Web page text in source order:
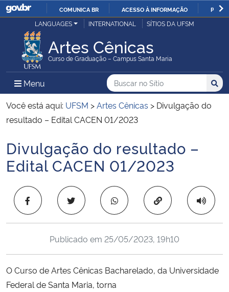
IR
O
COMUNICA BR ACESSO À INFORMAÇÃO
Ministério da Justiça e Segurança Pública
Ministério da Defesa
Ministério das Relações Exteriores
Ministério da Infraestrutura
Ministério da Educação
Ministério da Cidadania
LANGUAGES INTERNATIONAL SÍTIOS DA UFSM
Artes Cênicas
Curso de Graduação – Campus Santa Maria
Menu Menu Principal do Sítio
Busca
Buscar no no Sítio
Busca:
Você está aqui: UFSM >Artes Cênicas > Divulgação do
resultado – Edital CACEN 01/2023
Início do conteúdo
Divulgação do resultado –
Edital CACEN 01/2023
Copiar para área
Publicado em 25/05/2023, 19h10
O Curso de Artes Cênicas Bacharelado, da Universidade
Federal de Santa Maria, torna